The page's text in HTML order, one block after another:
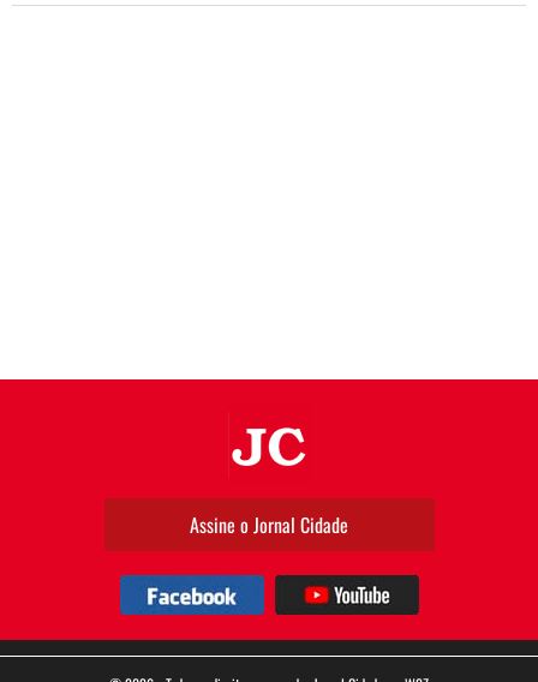
Assine o Jornal Cidade
Facebook